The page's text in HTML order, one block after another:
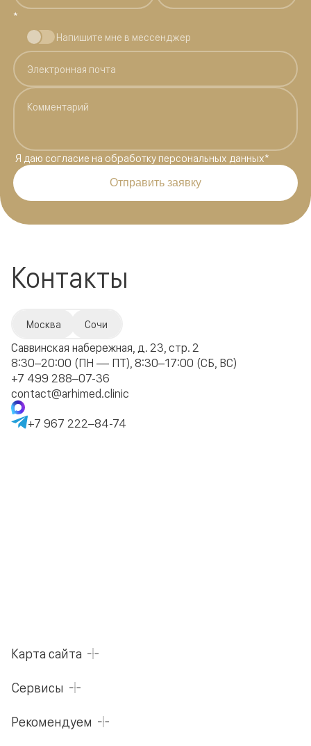
*
Напишите мне в мессенджер
Я даю согласие на обработку персональных данных*
Отправить заявку
Контакты
Москва Сочи
Саввинская набережная, д. 23, стр. 2
8:30–20:00 (ПН — ПТ), 8:30–17:00 (СБ, ВС)
+7 499 288–07-36
contact@arhimed.clinic
+7 967 222–84-74
Карта сайта
Сервисы
Рекомендуем